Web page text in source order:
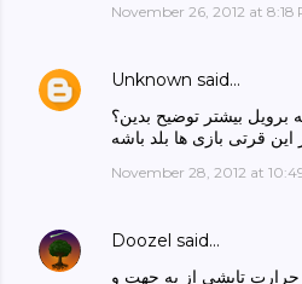
November 26, 2012 at 8:18
Unknown said…
برویل بیشتر توضیح بدین؟
قرتی بازی ها بلد باشه
November 28, 2012 at
Doozel said…
حرارت تابشی از یه جهت و